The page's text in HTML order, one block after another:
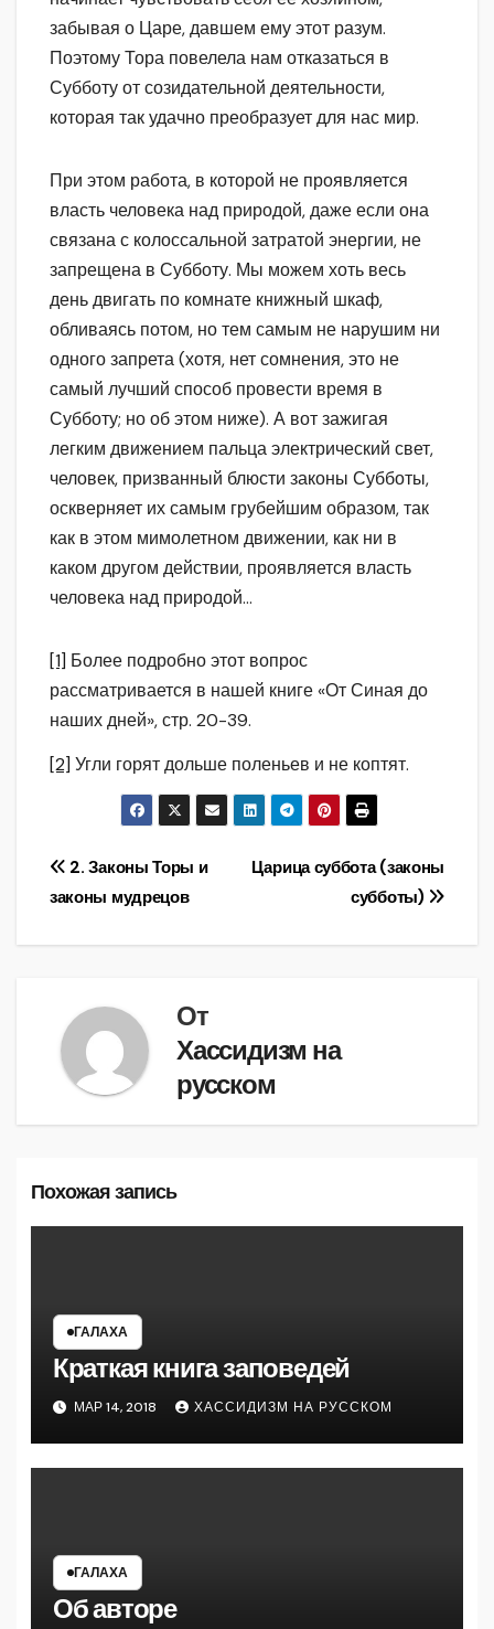
забывая о Царе, давшем ему этот разум.
Поэтому Тора повелела нам отказаться в
Субботу от созидательной деятельности,
которая так удачно преобразует для нас мир.
При этом работа, в которой не проявляется
власть человека над природой, даже если она
связана с колоссальной затратой энергии, не
запрещена в Субботу. Мы можем хоть весь
день двигать по комнате книжный шкаф,
обливаясь потом, но тем самым не нарушим ни
одного запрета (хотя, нет сомнения, это не
самый лучший способ провести время в
Субботу; но об этом ниже). А вот зажигая
легким движением пальца электрический свет,
человек, призванный блюсти законы Субботы,
оскверняет их самым грубейшим образом, так
как в этом мимолетном движении, как ни в
каком другом действии, проявляется власть
человека над природой…
[1] Более подробно этот вопрос
рассматривается в нашей книге «От Синая до
наших дней», стр. 20-39.
[2] Угли горят дольше поленьев и не коптят.
Навигация
Царица суббота (законы
субботы)
2. Законы Торы и
законы мудрецов
От
Хассидизм на
русском
Похожая запись
ГАЛАХА
Краткая книга заповедей
МАР 14, 2018 ХАССИДИЗМ НА РУССКОМ
ГАЛАХА
Об авторе